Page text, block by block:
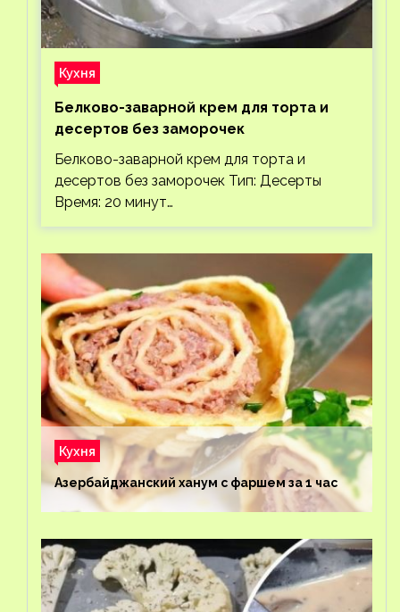
Кухня
Белково-заварной крем для торта и
десертов без заморочек
Белково-заварной крем для торта и
десертов без заморочек Тип: Десерты
Время: 20 минут…
Кухня
Азербайджанский ханум с фаршем за 1 час